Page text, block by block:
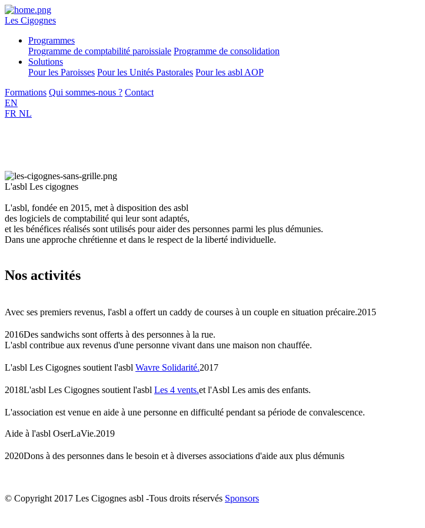
Les Cigognes
Programmes
Programme de comptabilité paroissiale Programme de consolidation
Solutions
Pour les Paroisses Pour les Unités Pastorales Pour les asbl AOP
Formations Qui sommes-nous ? Contact
EN
FR NL
L'asbl Les cigognes
L'asbl, fondée en 2015, met à disposition des asbl
des logiciels de comptabilité qui leur sont adaptés,
et les bénéfices réalisés sont utilisés pour aider des personnes parmi les plus démunies.
Dans une approche chrétienne et dans le respect de la liberté individuelle.
Nos activités
Avec ses premiers revenus, l'asbl a offert un caddy de courses à un couple en situation précaire.2015
2016Des sandwichs sont offerts à des personnes à la rue.
L'asbl contribue aux revenus d'une personne vivant dans une maison non chauffée.
L'asbl Les Cigognes soutient l'asbl Wavre Solidarité.2017
2018L'asbl Les Cigognes soutient l'asbl Les 4 vents.et l'Asbl Les amis des enfants.
L'association est venue en aide à une personne en difficulté pendant sa période de convalescence.
Aide à l'asbl OserLaVie.2019
2020Dons à des personnes dans le besoin et à diverses associations d'aide aux plus démunis
© Copyright 2017 Les Cigognes asbl -Tous droits réservés Sponsors